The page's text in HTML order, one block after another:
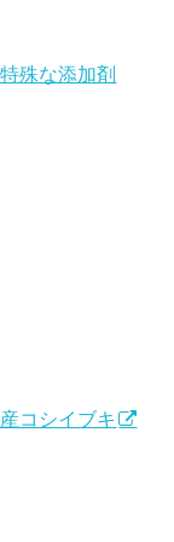
殊な添加剤
コシイブキ